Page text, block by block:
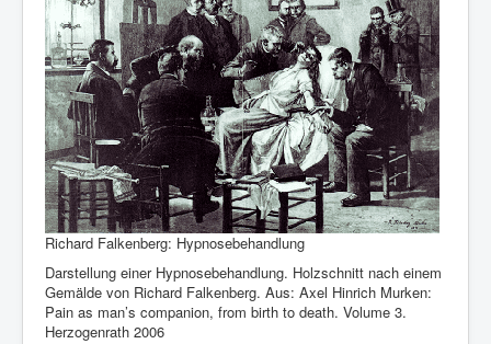
Richard Falkenberg: Hypnosebehandlung
Darstellung einer Hypnosebehandlung. Holzschnitt nach einem
Gemälde von Richard Falkenberg. Aus: Axel Hinrich Murken:
Pain as man’s companion, from birth to death. Volume 3.
Herzogenrath 2006